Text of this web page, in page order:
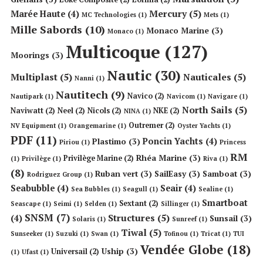
Marée Haute (4) MC Technologies (1) Mercury(5) Mets (1)
Mille Sabords (10) Monaco (1) Monaco Marine (3)
Moorings (3) Multicoque (127)
Multiplast (5) Nanni (1) Nautic (30) Nauticales (5)
Nautipark(1) Nautitech (9) Navico (2) Navicom (1) Navigare (1)
Naviwatt (2) Neel (2) Nicols (2) NINA (1) NKE (2) North Sails (5)
NV Equipment(1) Orangemarine (1) Outremer(2) Oyster Yachts (1)
PDF (11) Piriou (1) Plastimo (3) Poncin Yachts (4) Princess
(1) Privilège (1) Privilège Marine (2) Rhéa Marine (3) Riva (1) RM
(8) Rodriguez Group (1) Ruban vert (3) SailEasy(3) Samboat (3)
Seabubble (4) Sea Bubbles (1) Seagull (1) Seair(4) Sealine (1)
Seascape (1) Seimi (1) Selden (1) Sextant (2) Sillinger (1) Smartboat
(4) SNSM (7) Solaris (1) Structures (5) Sunreef(1) Sunsail (3)
Sunseeker (1) Suzuki (1) Swan (1) Tiwal (5) Tofinou (1) Tricat(1) TUI
(1) Ufast(1) Universail (2) Uship (3) Vendée Globe (18)